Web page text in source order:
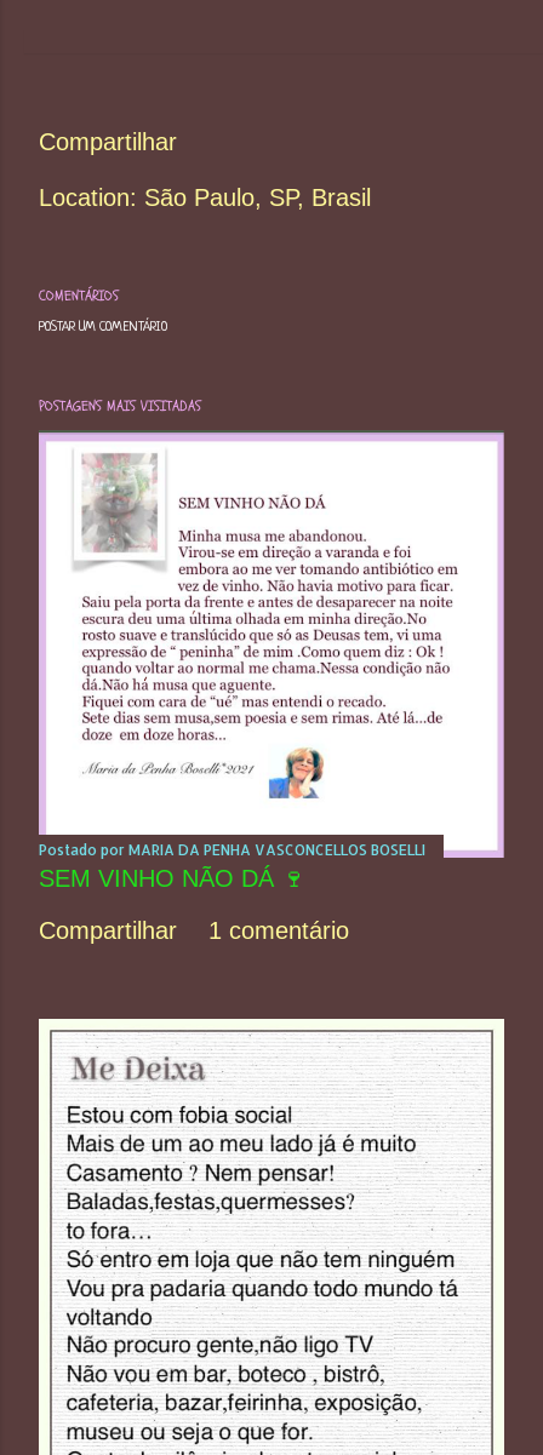
Compartilhar
Location: São Paulo, SP, Brasil
COMENTÁRIOS
POSTAR UM COMENTÁRIO
POSTAGENS MAIS VISITADAS
Postado por MARIA DA PENHA VASCONCELLOS BOSELLI
SEM VINHO NÃO DÁ 🍷
Compartilhar
1 comentário